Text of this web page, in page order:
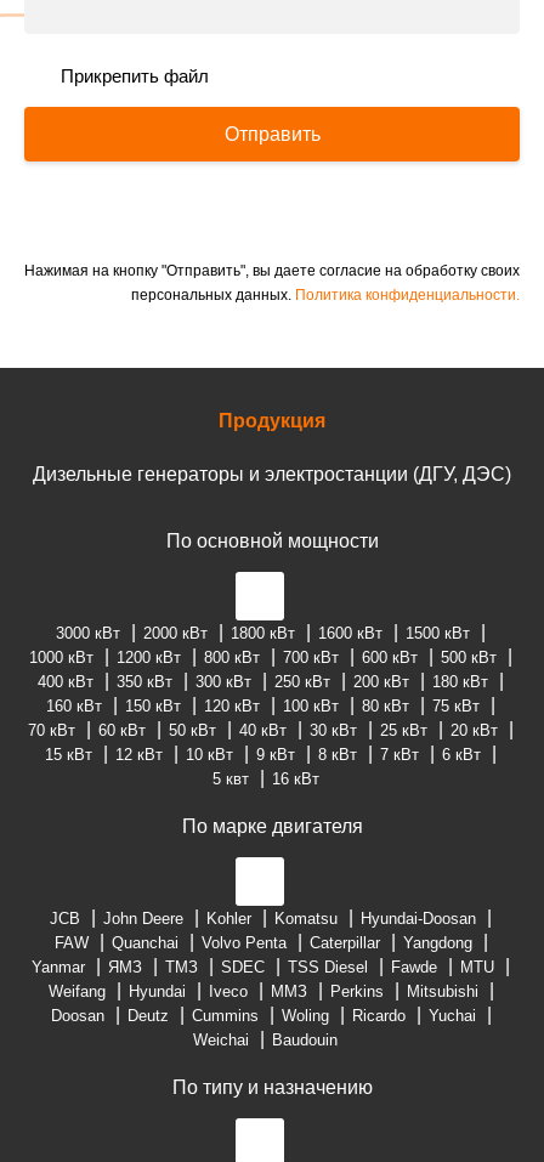
Прикрепить файл
Отправить
Нажимая на кнопку "Отправить", вы даете согласие на обработку своих
персональных данных. Политика конфиденциальности.
Продукция
Дизельные генераторы и электростанции (ДГУ, ДЭС)
По основной мощности
3000 кВт 2000 кВт 1800 кВт 1600 кВт
1500 кВт
1000 кВт
1200 кВт 800 кВт 700 кВт 600 кВт
500 кВт
400 кВт
350 кВт 300 кВт 250 кВт 200 кВт
180 кВт
160 кВт
150 кВт 120 кВт 100 кВт 80 кВт
75 кВт
70 кВт
60 кВт 50 кВт 40 кВт 30 кВт 25 кВт
20 кВт
15 кВт
12 кВт 10 кВт 9 кВт 8 кВт 7 кВт
6 кВт
5 квт
16 кВт
По марке двигателя
JCB John Deere Kohler Komatsu
Hyundai-Doosan
FAW
Quanchai Volvo Penta Caterpillar
Yangdong
Yanmar
ЯМЗ ТМЗ SDEC TSS Diesel Fawde
MTU
Weifang
Hyundai Iveco ММЗ Perkins
Mitsubishi
Doosan
Deutz Cummins Woling Ricardo
Yuchai
Weichai
Baudouin
По типу и назначению